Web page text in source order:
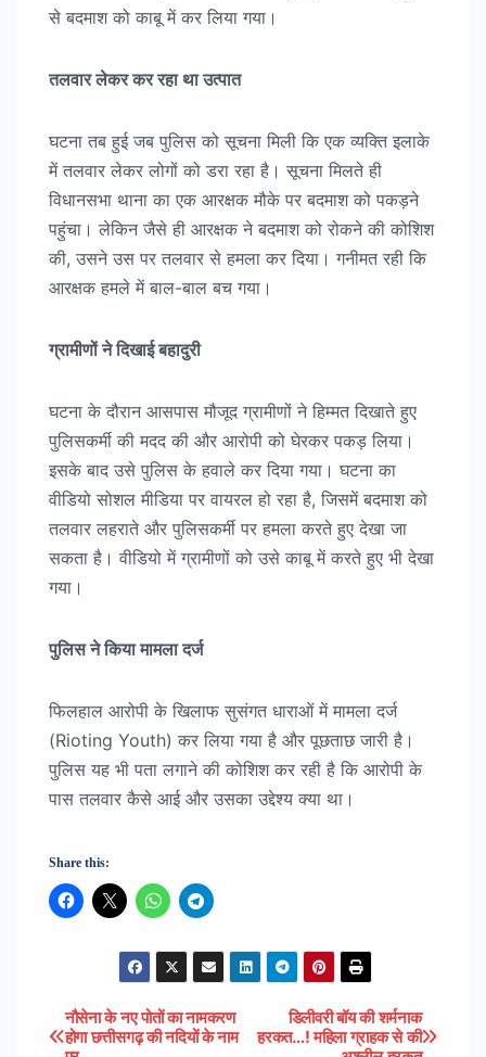
से बदमाश को काबू में कर लिया गया।
तलवार लेकर कर रहा था उत्पात
घटना तब हुई जब पुलिस को सूचना मिली कि एक व्यक्ति इलाके
में तलवार लेकर लोगों को डरा रहा है। सूचना मिलते ही
विधानसभा थाना का एक आरक्षक मौके पर बदमाश को पकड़ने
पहुंचा। लेकिन जैसे ही आरक्षक ने बदमाश को रोकने की कोशिश
की, उसने उस पर तलवार से हमला कर दिया। गनीमत रही कि
आरक्षक हमले में बाल-बाल बच गया।
ग्रामीणों ने दिखाई बहादुरी
घटना के दौरान आसपास मौजूद ग्रामीणों ने हिम्मत दिखाते हुए
पुलिसकर्मी की मदद की और आरोपी को घेरकर पकड़ लिया।
इसके बाद उसे पुलिस के हवाले कर दिया गया। घटना का
वीडियो सोशल मीडिया पर वायरल हो रहा है, जिसमें बदमाश को
तलवार लहराते और पुलिसकर्मी पर हमला करते हुए देखा जा
सकता है। वीडियो में ग्रामीणों को उसे काबू में करते हुए भी देखा
गया।
पुलिस ने किया मामला दर्ज
फिलहाल आरोपी के खिलाफ सुसंगत धाराओं में मामला दर्ज
(Rioting Youth) कर लिया गया है और पूछताछ जारी है।
पुलिस यह भी पता लगाने की कोशिश कर रही है कि आरोपी के
पास तलवार कैसे आई और उसका उद्देश्य क्या था।
Share this:
Post
डिलीवरी बॉय की शर्मनाक
हरकत…! महिला ग्राहक से की
नौसेना के नए पोतों का नामकरण
होगा छत्तीसगढ़ की नदियों के नाम